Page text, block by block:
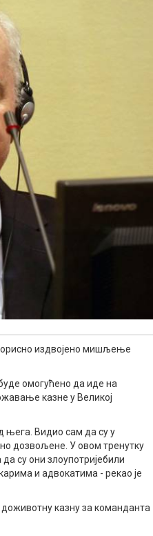
издвојено мишљење
омогућено да иде на
казне у Великој
Видио сам да су у
дозвољене. У овом тренутку
су они злоупотријебили
и адвокатима - рекао је
казну за команданта